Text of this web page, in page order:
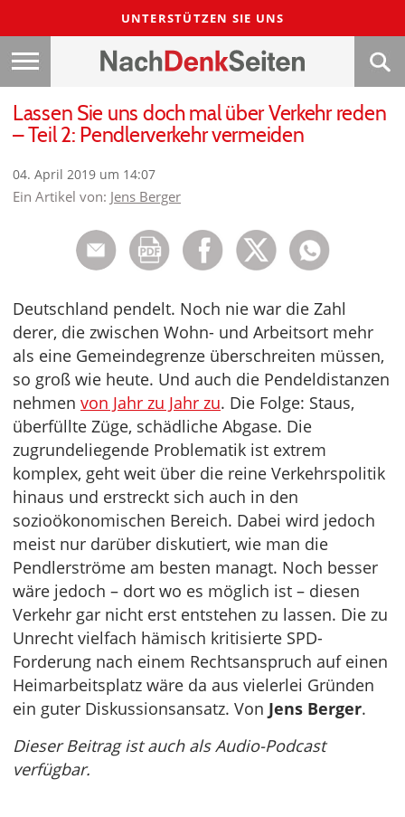
UNTERSTÜTZEN SIE UNS
Lassen Sie uns doch mal über Verkehr reden
– Teil 2: Pendlerverkehr vermeiden
04. April 2019 um 14:07
Ein Artikel von: Jens Berger
Deutschland pendelt. Noch nie war die Zahl
derer, die zwischen Wohn- und Arbeitsort mehr
als eine Gemeindegrenze überschreiten müssen,
so groß wie heute. Und auch die Pendeldistanzen
nehmen von Jahr zu Jahr zu. Die Folge: Staus,
überfüllte Züge, schädliche Abgase. Die
zugrundeliegende Problematik ist extrem
komplex, geht weit über die reine Verkehrspolitik
hinaus und erstreckt sich auch in den
sozioökonomischen Bereich. Dabei wird jedoch
meist nur darüber diskutiert, wie man die
Pendlerströme am besten managt. Noch besser
wäre jedoch – dort wo es möglich ist – diesen
Verkehr gar nicht erst entstehen zu lassen. Die zu
Unrecht vielfach hämisch kritisierte SPD-
Forderung nach einem Rechtsanspruch auf einen
Heimarbeitsplatz wäre da aus vielerlei Gründen
ein guter Diskussionsansatz. Von Jens Berger.
Dieser Beitrag ist auch als Audio-Podcast
verfügbar.